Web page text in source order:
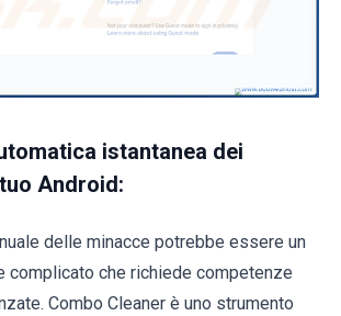
istantanea dei
Android:
delle minacce potrebbe essere un
complicato che richiede competenze
Combo Cleaner è uno strumento